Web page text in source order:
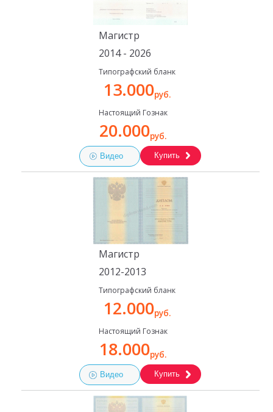
Магистр
2014 - 2026
Типографский бланк
13.000руб.
Настоящий Гознак
20.000руб.
Видео Купить
Магистр
2012-2013
Типографский бланк
12.000руб.
Настоящий Гознак
18.000руб.
Видео Купить